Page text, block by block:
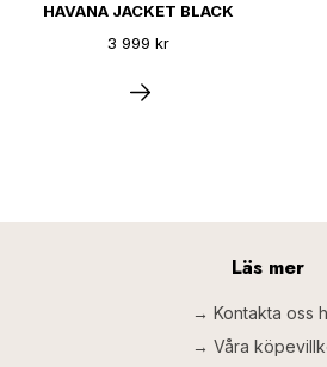
HAVANA JACKET BLACK
3 999 kr
Läs mer
→ Kontakta oss
→ Våra